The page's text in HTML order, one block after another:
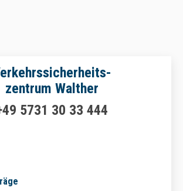
zentrum Walther
5731 30 33 444